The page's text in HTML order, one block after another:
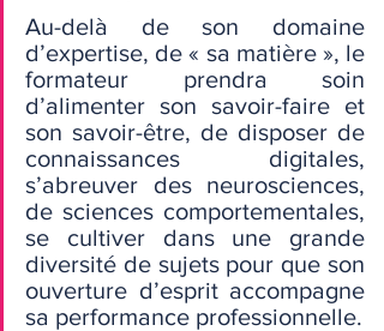
Au-delà de son domaine
d’expertise, de « sa matière », le
formateur prendra soin
d’alimenter son savoir-faire et
son savoir-être, de disposer de
connaissances digitales,
s’abreuver des neurosciences,
de sciences comportementales,
se cultiver dans une grande
diversité de sujets pour que son
ouverture d’esprit accompagne
sa performance professionnelle.